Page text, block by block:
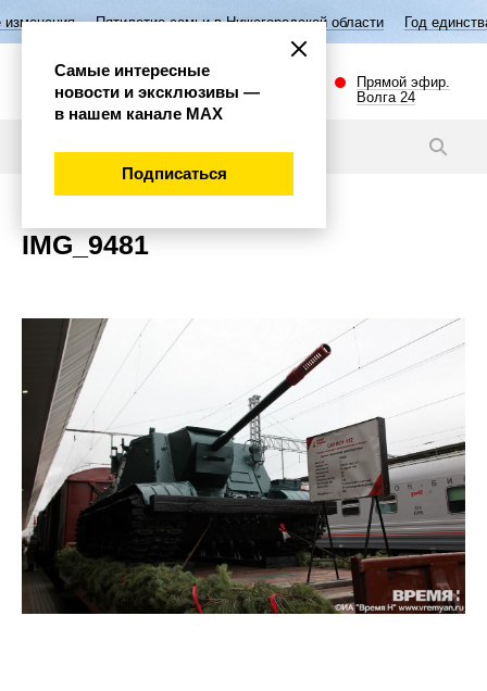
Пятилетие семьи в Нижегородской области Год
Прямой эфир.
Волга 24
IMG_9481
Самые интересные
новости и эксклюзивы —
в нашем канале МАХ
Подписаться